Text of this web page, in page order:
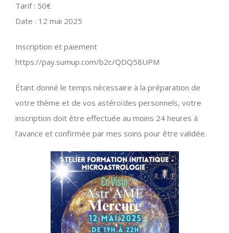
Tarif : 50€
Date : 12 mai 2025
Inscription et paiement
https://pay.sumup.com/b2c/QDQ58UPM
Étant donné le temps nécessaire à la préparation de
votre thème et de vos astéroïdes personnels, votre
inscription doit être effectuée au moins 24 heures à
l’avance et confirmée par mes soins pour être validée.